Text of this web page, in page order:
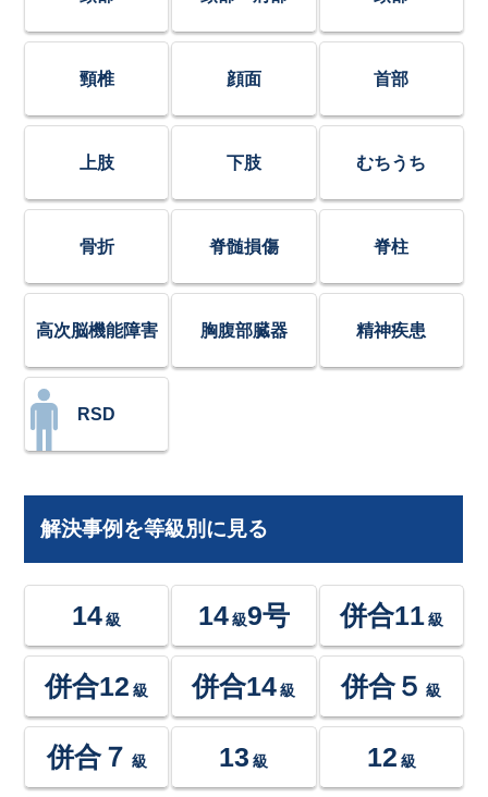
頸椎 顔面 首部
上肢 下肢 むちうち
骨折 脊髄損傷 脊柱
高次脳機能障害 胸腹部臓器 精神疾患
RSD
解決事例を等級別に見る
14 級 14級9号 併合11 級
併合12 級 併合14 級 併合５ 級
併合７ 級 13 級 12 級